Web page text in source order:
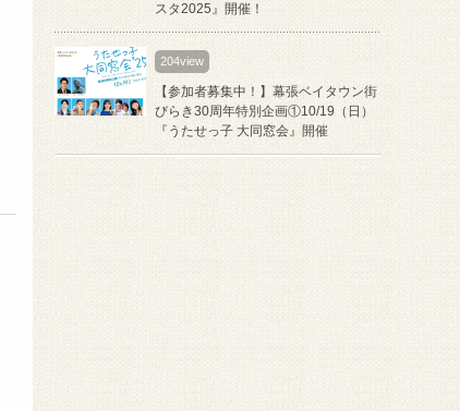
スタ2025』開催！
204view
【参加者募集中！】幕張ベイタウン街
びらき30周年特別企画①10/19（日）
『うたせっ子 大同窓会』開催